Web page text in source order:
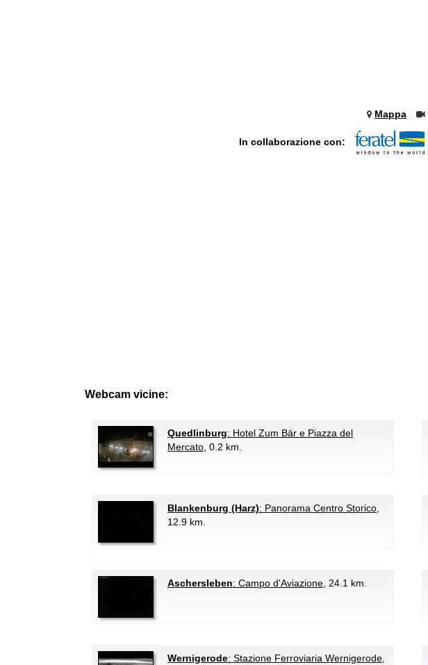
Mappa
In collaborazione con:
Webcam vicine:
Quedlinburg: Hotel Zum Bär e Piazza del
Mercato , 0.2 km.
Blankenburg (Harz): Panorama Centro Storico
12.9 km.
Aschersleben: Campo d'Aviazione , 24.1 km.
Wernigerode: Stazione Ferroviaria Wernigerode